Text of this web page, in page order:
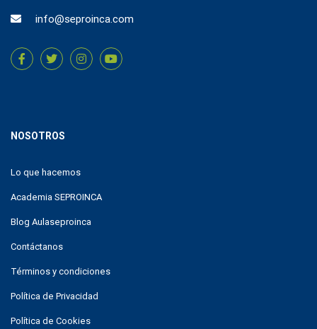
info@seproinca.com
NOSOTROS
Lo que hacemos
Academia SEPROINCA
Blog Aulaseproinca
Contáctanos
Términos y condiciones
Política de Privacidad
Política de Cookies